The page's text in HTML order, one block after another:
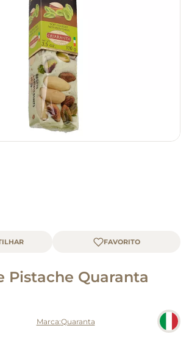
Pistache Quaranta
Quaranta